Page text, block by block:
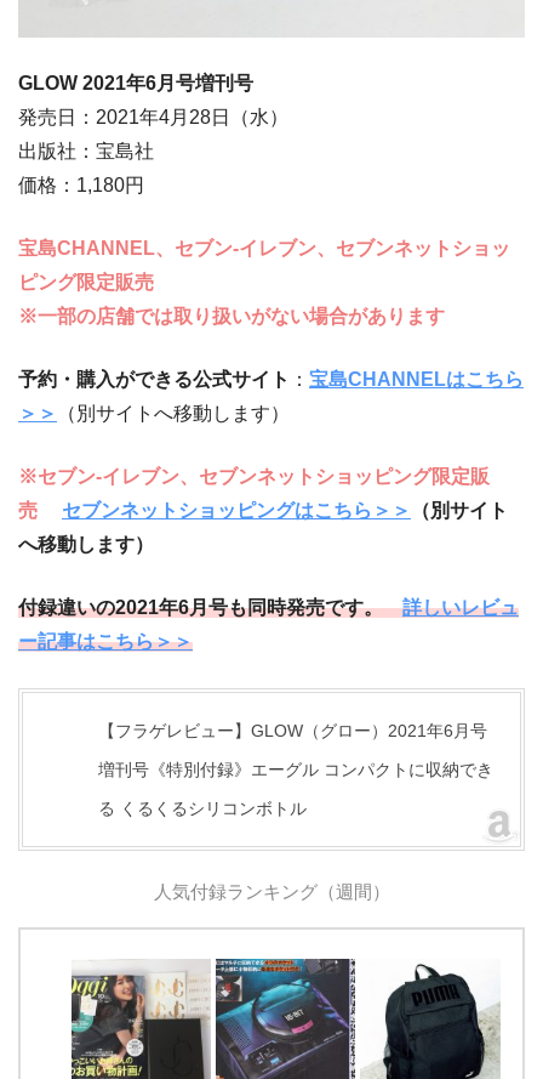
GLOW 2021年6月号増刊号
発売日：2021年4月28日（水）
出版社：宝島社
価格：1,180円
宝島CHANNEL、セブン‐イレブン、セブンネットショッ
ピング限定販売
※一部の店舗では取り扱いがない場合があります
予約・購入ができる公式サイト ： 宝島CHANNELはこちら
＞＞
（別サイトへ移動します）
※セブン‐イレブン、セブンネットショッピング限定販
売
セブンネットショッピングはこちら＞＞
（別サイト
へ移動します）
付録違いの2021年6月号も同時発売です。詳しいレビュ
ー記事はこちら＞＞
【フラゲレビュー】GLOW（グロー）2021年6月号
増刊号《特別付録》エーグル コンパクトに収納でき
る くるくるシリコンボトル
人気付録ランキング（週間）